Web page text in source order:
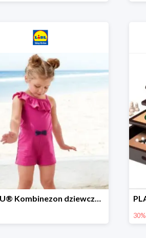
LUPILU® Kombinezon dziewczęcy z bawełny
30%